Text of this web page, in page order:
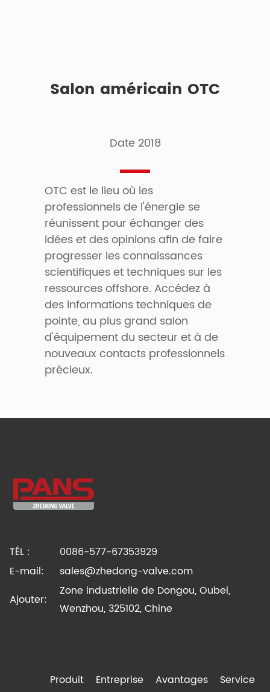
Salon américain OTC
Date 2018
OTC est le lieu où les
professionnels de l'énergie se
réunissent pour échanger des
idées et des opinions afin de faire
progresser les connaissances
scientifiques et techniques sur les
ressources offshore. Accédez à
des informations techniques de
pointe, au plus grand salon
d'équipement du secteur et à de
nouveaux contacts professionnels
précieux.
TÉL :
0086-577-67353929
E-mail:
sales@zhedong-valve.com
Ajouter:
Zone industrielle de Dongou, Oubei,
Wenzhou, 325102, Chine
Produit Entreprise Avantages Service